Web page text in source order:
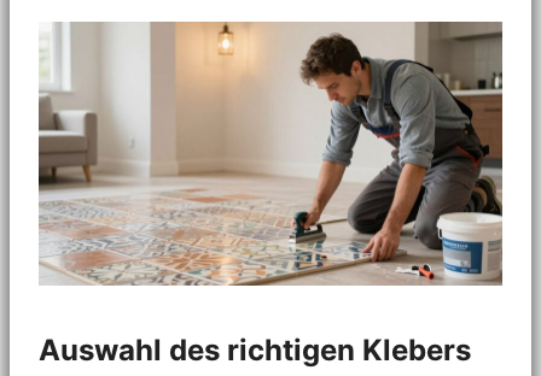
Auswahl des richtigen Klebers